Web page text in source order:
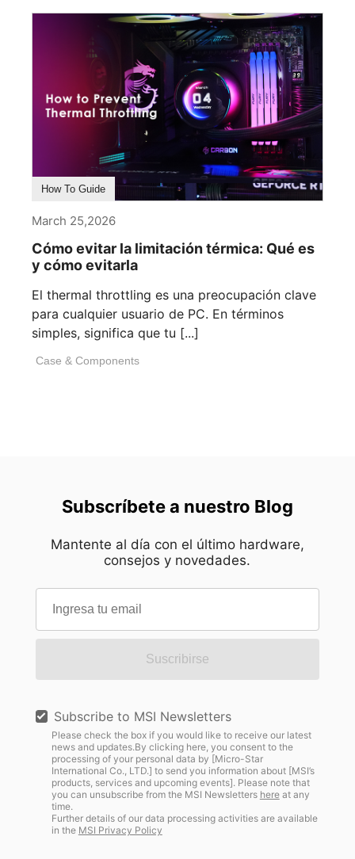
How To Guide
March 25,2026
Cómo evitar la limitación térmica: Qué es
y cómo evitarla
El thermal throttling es una preocupación clave
para cualquier usuario de PC. En términos
simples, significa que tu [...]
Case & Components
Subscríbete a nuestro Blog
Mantente al día con el último hardware,
consejos y novedades.
Suscribirse
Subscribe to MSI Newsletters
Please check the box if you would like to receive our latest
news and updates.By clicking here, you consent to the
processing of your personal data by [Micro-Star
International Co., LTD.] to send you information about [MSI’s
products, services and upcoming events]. Please note that
you can unsubscribe from the MSI Newsletters hereat any
time.
Further details of our data processing activities are available
in the MSI Privacy Policy